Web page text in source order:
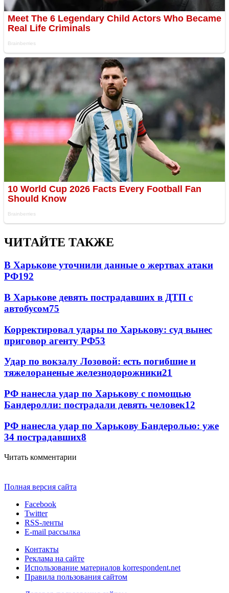
ЧИТАЙТЕ ТАКЖЕ
В Харькове уточнили данные о жертвах атаки
РФ192
В Харькове девять пострадавших в ДТП с
автобусом75
Корректировал удары по Харькову: суд вынес
приговор агенту РФ53
Удар по вокзалу Лозовой: есть погибшие и
тяжелораненые железнодорожники21
РФ нанесла удар по Харькову с помощью
Бандеролли: пострадали девять человек12
РФ нанесла удар по Харькову Бандеролью: уже
34 пострадавших8
Читать комментарии
Полная версия сайта
Facebook
Twitter
RSS-ленты
E-mail рассылка
Контакты
Реклама на сайте
Использование материалов korrespondent.net
Правила пользования сайтом